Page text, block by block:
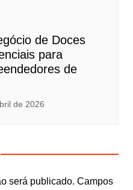
de Doces
para
de
de 2026
será publicado. Campos